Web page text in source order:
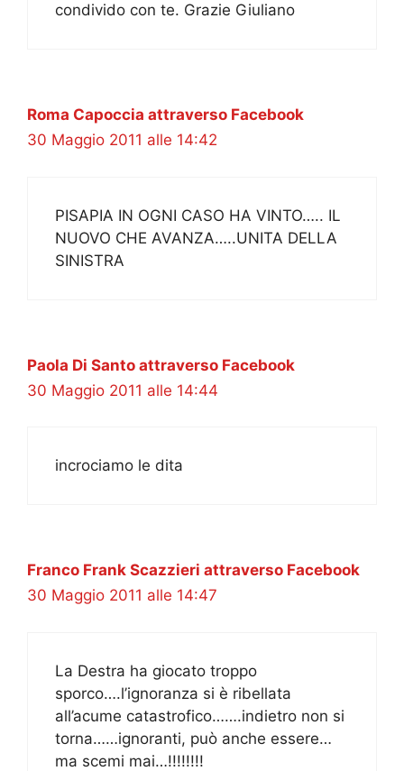
condivido con te. Grazie Giuliano
Roma Capoccia attraverso Facebook
30 Maggio 2011 alle 14:42
PISAPIA IN OGNI CASO HA VINTO….. IL
NUOVO CHE AVANZA…..UNITA DELLA
SINISTRA
Paola Di Santo attraverso Facebook
30 Maggio 2011 alle 14:44
incrociamo le dita
Franco Frank Scazzieri attraverso Facebook
30 Maggio 2011 alle 14:47
La Destra ha giocato troppo
sporco….l’ignoranza si è ribellata
all’acume catastrofico…….indietro non si
torna……ignoranti, può anche essere…
ma scemi mai…!!!!!!!!